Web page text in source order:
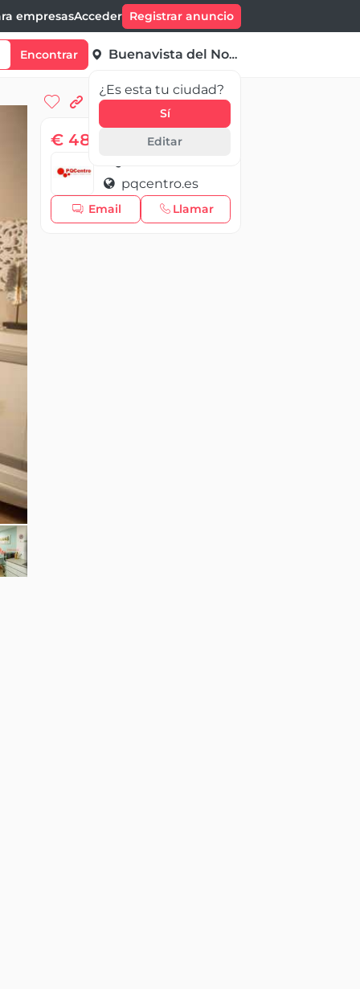
empresasAcceder Registrar anuncio
Encontrar Buenavista del Norte
¿Es esta tu ciudad?
Sí
Editar
€ 489 000,00
pqcentro.es
Email Llamar